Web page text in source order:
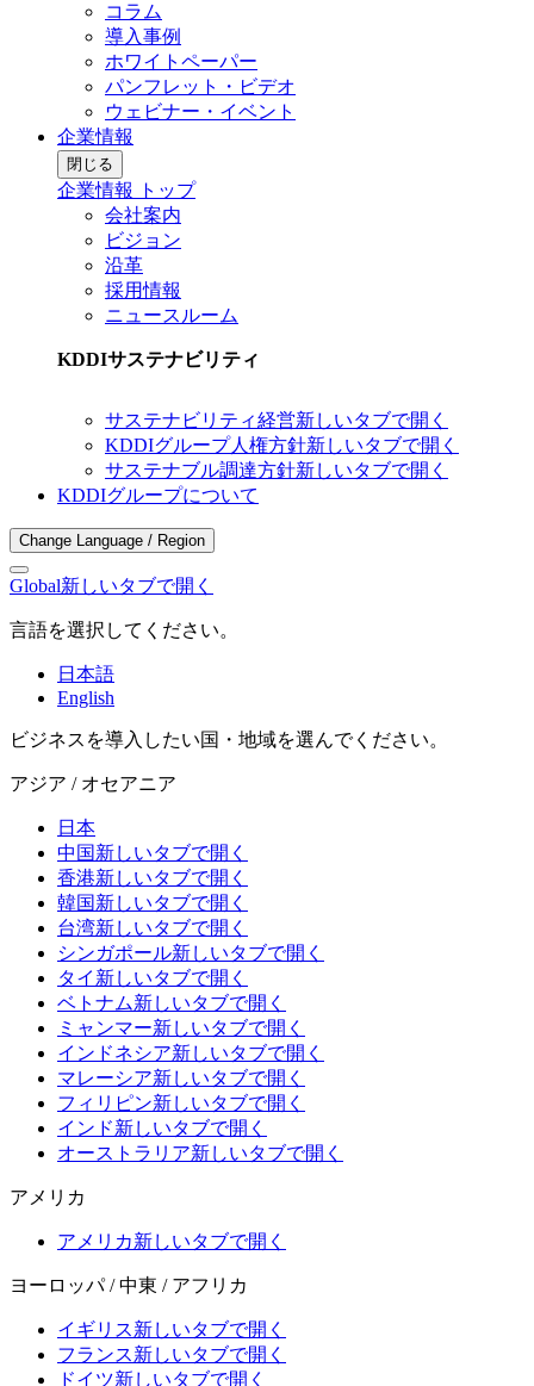
コラム
導入事例
ホワイトペーパー
パンフレット・ビデオ
ウェビナー・イベント
企業情報
閉じる
企業情報 トップ
会社案内
ビジョン
沿革
採用情報
ニュースルーム
KDDIサステナビリティ
サステナビリティ経営新しいタブで開く
KDDIグループ人権方針新しいタブで開く
サステナブル調達方針新しいタブで開く
KDDIグループについて
Change Language / Region
Global新しいタブで開く
言語を選択してください。
日本語
English
ビジネスを導入したい国・地域を選んでください。
アジア / オセアニア
日本
中国新しいタブで開く
香港新しいタブで開く
韓国新しいタブで開く
台湾新しいタブで開く
シンガポール新しいタブで開く
タイ 新しいタブで開く
ベトナム新しいタブで開く
ミャンマー新しいタブで開く
インドネシア新しいタブで開く
マレーシア新しいタブで開く
フィリピン新しいタブで開く
インド新しいタブで開く
オーストラリア新しいタブで開く
アメリカ
アメリカ新しいタブで開く
ヨーロッパ / 中東 / アフリカ
イギリス新しいタブで開く
フランス新しいタブで開く
ドイツ新しいタブで開く